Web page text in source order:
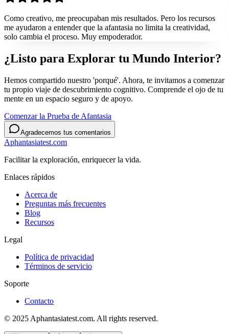
Como creativo, me preocupaban mis resultados. Pero los recursos
me ayudaron a entender que la afantasia no limita la creatividad,
solo cambia el proceso. Muy empoderador.
¿Listo para Explorar tu Mundo Interior?
Hemos compartido nuestro 'porqué'. Ahora, te invitamos a comenzar
tu propio viaje de descubrimiento cognitivo. Comprende el ojo de tu
mente en un espacio seguro y de apoyo.
Comenzar la Prueba de Afantasia
Agradecemos tus comentarios
Aphantasiatest.com
Facilitar la exploración, enriquecer la vida.
Enlaces rápidos
Acerca de
Preguntas más frecuentes
Blog
Recursos
Legal
Política de privacidad
Términos de servicio
Soporte
Contacto
© 2025 Aphantasiatest.com. All rights reserved.